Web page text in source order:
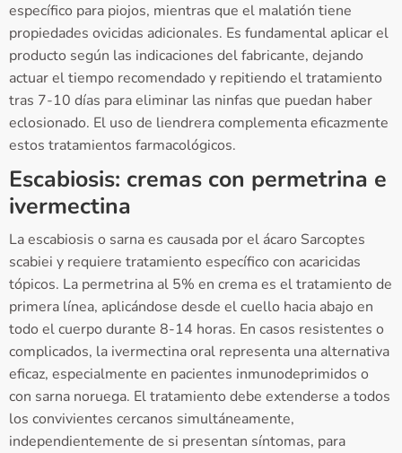
específico para piojos, mientras que el malatión tiene
propiedades ovicidas adicionales. Es fundamental aplicar el
producto según las indicaciones del fabricante, dejando
actuar el tiempo recomendado y repitiendo el tratamiento
tras 7-10 días para eliminar las ninfas que puedan haber
eclosionado. El uso de liendrera complementa eficazmente
estos tratamientos farmacológicos.
Escabiosis: cremas con permetrina e
ivermectina
La escabiosis o sarna es causada por el ácaro Sarcoptes
scabiei y requiere tratamiento específico con acaricidas
tópicos. La permetrina al 5% en crema es el tratamiento de
primera línea, aplicándose desde el cuello hacia abajo en
todo el cuerpo durante 8-14 horas. En casos resistentes o
complicados, la ivermectina oral representa una alternativa
eficaz, especialmente en pacientes inmunodeprimidos o
con sarna noruega. El tratamiento debe extenderse a todos
los convivientes cercanos simultáneamente,
independientemente de si presentan síntomas, para